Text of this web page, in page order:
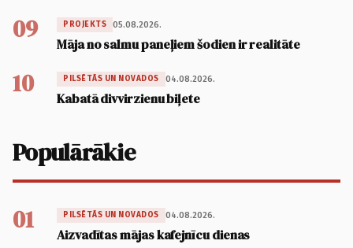
09 PROJEKTS 05.08.2026.
Māja no salmu paneļiem šodien ir realitāte
10 PILSĒTĀS UN NOVADOS 04.08.2026.
Kabatā divvirzienu biļete
Populārākie
01 PILSĒTĀS UN NOVADOS 04.08.2026.
Aizvadītas mājas kafejnīcu dienas